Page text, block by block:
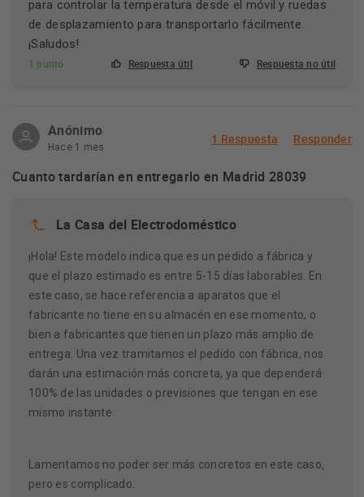
para controlar la temperatura desde el móvil y ruedas
de desplazamiento para transportarlo fácilmente.
¡Saludos!
1 punto Respuesta útil Respuesta no útil
Anónimo
Hace 1 mes
1 Respuesta Responder
Cuanto tardarían en entregarlo en Madrid 28039
La Casa del Electrodoméstico
¡Hola! Este modelo indica que es un pedido a fábrica y
que el plazo estimado es entre 5-15 días laborables. En
este caso, se hace referencia a aparatos que el
fabricante no tiene en su almacén en ese momento, o
bien a fabricantes que tienen un plazo más amplio de
entrega. Una vez tramitamos el pedido con fábrica, nos
darán una estimación más concreta, ya que dependerá
100% de las unidades o previsiones que tengan en ese
mismo instante.
Lamentamos no poder ser más concretos en este caso,
pero es complicado.